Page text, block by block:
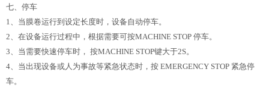
七、停车
1、当膜卷运行到设定长度时，设备自动停车。
2、在设备运行过程中，根据需要可按MACHINE STOP 停车。
3、当需要快速停车时， 按MACHINE STOP键大于2S。
4、当出现设备或人为事故等紧急状态时，按 EMERGENCY STOP 紧急停
车。